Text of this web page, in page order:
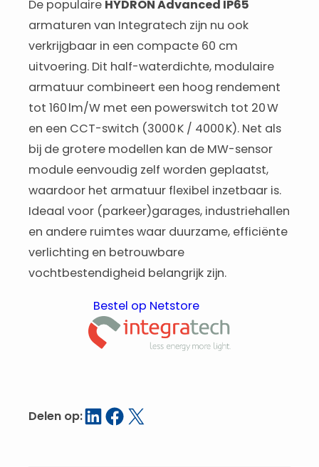
De populaire HYDRON Advanced IP65
armaturen van Integratech zijn nu ook
verkrijgbaar in een compacte 60 cm
uitvoering. Dit half-waterdichte, modulaire
armatuur combineert een hoog rendement
tot 160 lm/W met een powerswitch tot 20 W
en een CCT-switch (3000 K / 4000 K). Net als
bij de grotere modellen kan de MW-sensor
module eenvoudig zelf worden geplaatst,
waardoor het armatuur flexibel inzetbaar is.
Ideaal voor (parkeer)garages, industriehallen
en andere ruimtes waar duurzame, efficiënte
verlichting en betrouwbare
vochtbestendigheid belangrijk zijn.
Bestel op Netstore
Delen op:Delen op LinkedIn
Delen op Facebook
Delen op X